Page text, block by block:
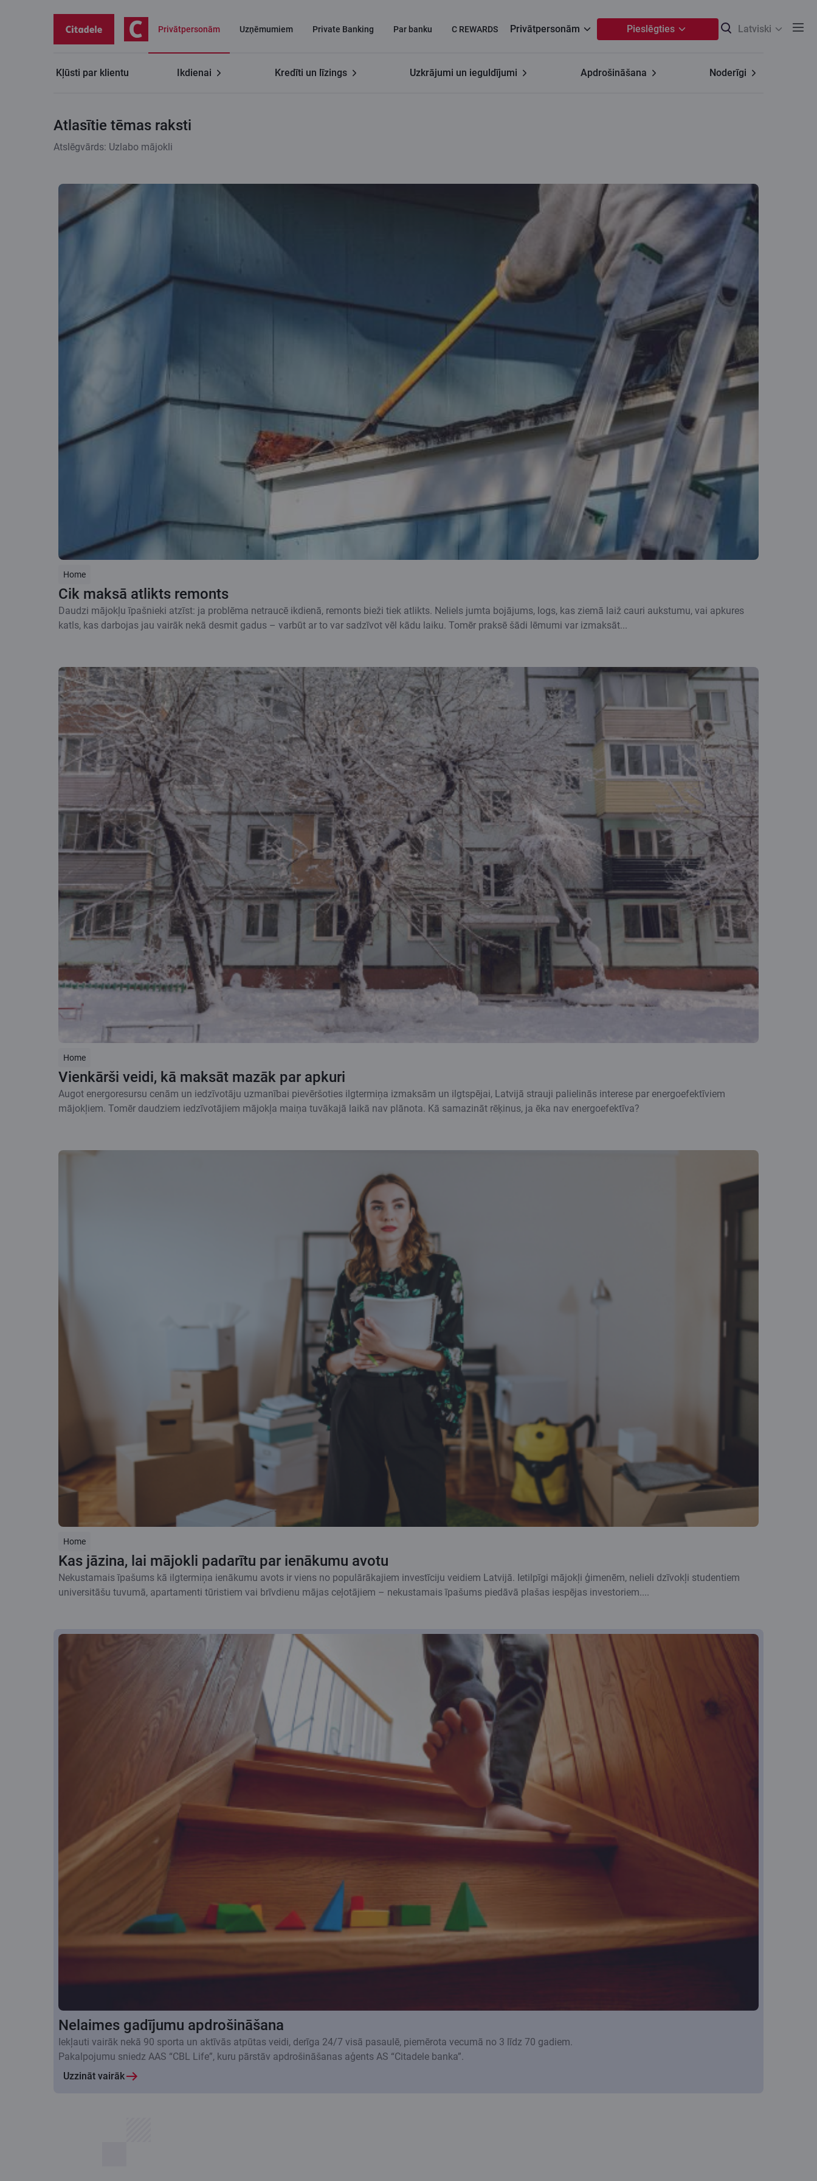
Privātpersonām Uzņēmumiem Private Banking Par banku C REWARDS Privātpersonām Pieslēgties Latviski
Kļūsti par klientu Ikdienai Kredīti un līzings Uzkrājumi un ieguldījumi Apdrošināšana Noderīgi
Atlasītie tēmas raksti
Atslēgvārds: Uzlabo mājokli
Home
Cik maksā atlikts remonts
Daudzi mājokļu īpašnieki atzīst: ja problēma netraucē ikdienā, remonts bieži tiek atlikts. Neliels jumta bojājums, logs, kas ziemā laiž cauri aukstumu, vai apkures
katls, kas darbojas jau vairāk nekā desmit gadus – varbūt ar to var sadzīvot vēl kādu laiku. Tomēr praksē šādi lēmumi var izmaksāt...
Home
Vienkārši veidi, kā maksāt mazāk par apkuri
Augot energoresursu cenām un iedzīvotāju uzmanībai pievēršoties ilgtermiņa izmaksām un ilgtspējai, Latvijā strauji palielinās interese par energoefektīviem
mājokļiem. Tomēr daudziem iedzīvotājiem mājokļa maiņa tuvākajā laikā nav plānota. Kā samazināt rēķinus, ja ēka nav energoefektīva?
Home
Kas jāzina, lai mājokli padarītu par ienākumu avotu
Nekustamais īpašums kā ilgtermiņa ienākumu avots ir viens no populārākajiem investīciju veidiem Latvijā. Ietilpīgi mājokļi ģimenēm, nelieli dzīvokļi studentiem
universitāšu tuvumā, apartamenti tūristiem vai brīvdienu mājas ceļotājiem – nekustamais īpašums piedāvā plašas iespējas investoriem....
Nelaimes gadījumu apdrošināšana
Iekļauti vairāk nekā 90 sporta un aktīvās atpūtas veidi, derīga 24/7 visā pasaulē, piemērota vecumā no 3 līdz 70 gadiem.
Pakalpojumu sniedz AAS “CBL Life”, kuru pārstāv apdrošināšanas aģents AS “Citadele banka”.
Uzzināt vairāk